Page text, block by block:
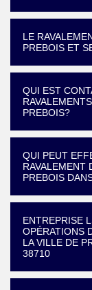
LE
PREBOIS ET
QUI EST
PREBOIS?
QUI PEUT
RAVALEMENT
PREBOIS
ENTREPRISE
OPÉRATIONS
LA VILLE DE
38710